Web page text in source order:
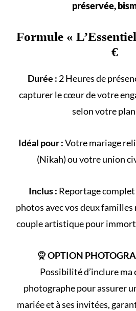
préservée,
Formule «
€
Durée : 2 Heures de
capturer le cœur de votre
selon votre
Idéal pour :Votremariage
(Nikah) ou votreunion
Inclus : Reportage complet
photos avec vos deux familles
couple artistique pour
🧕OPTION
Possibilité d’inclure
photographe pour assurer
mariée et à ses invitées,